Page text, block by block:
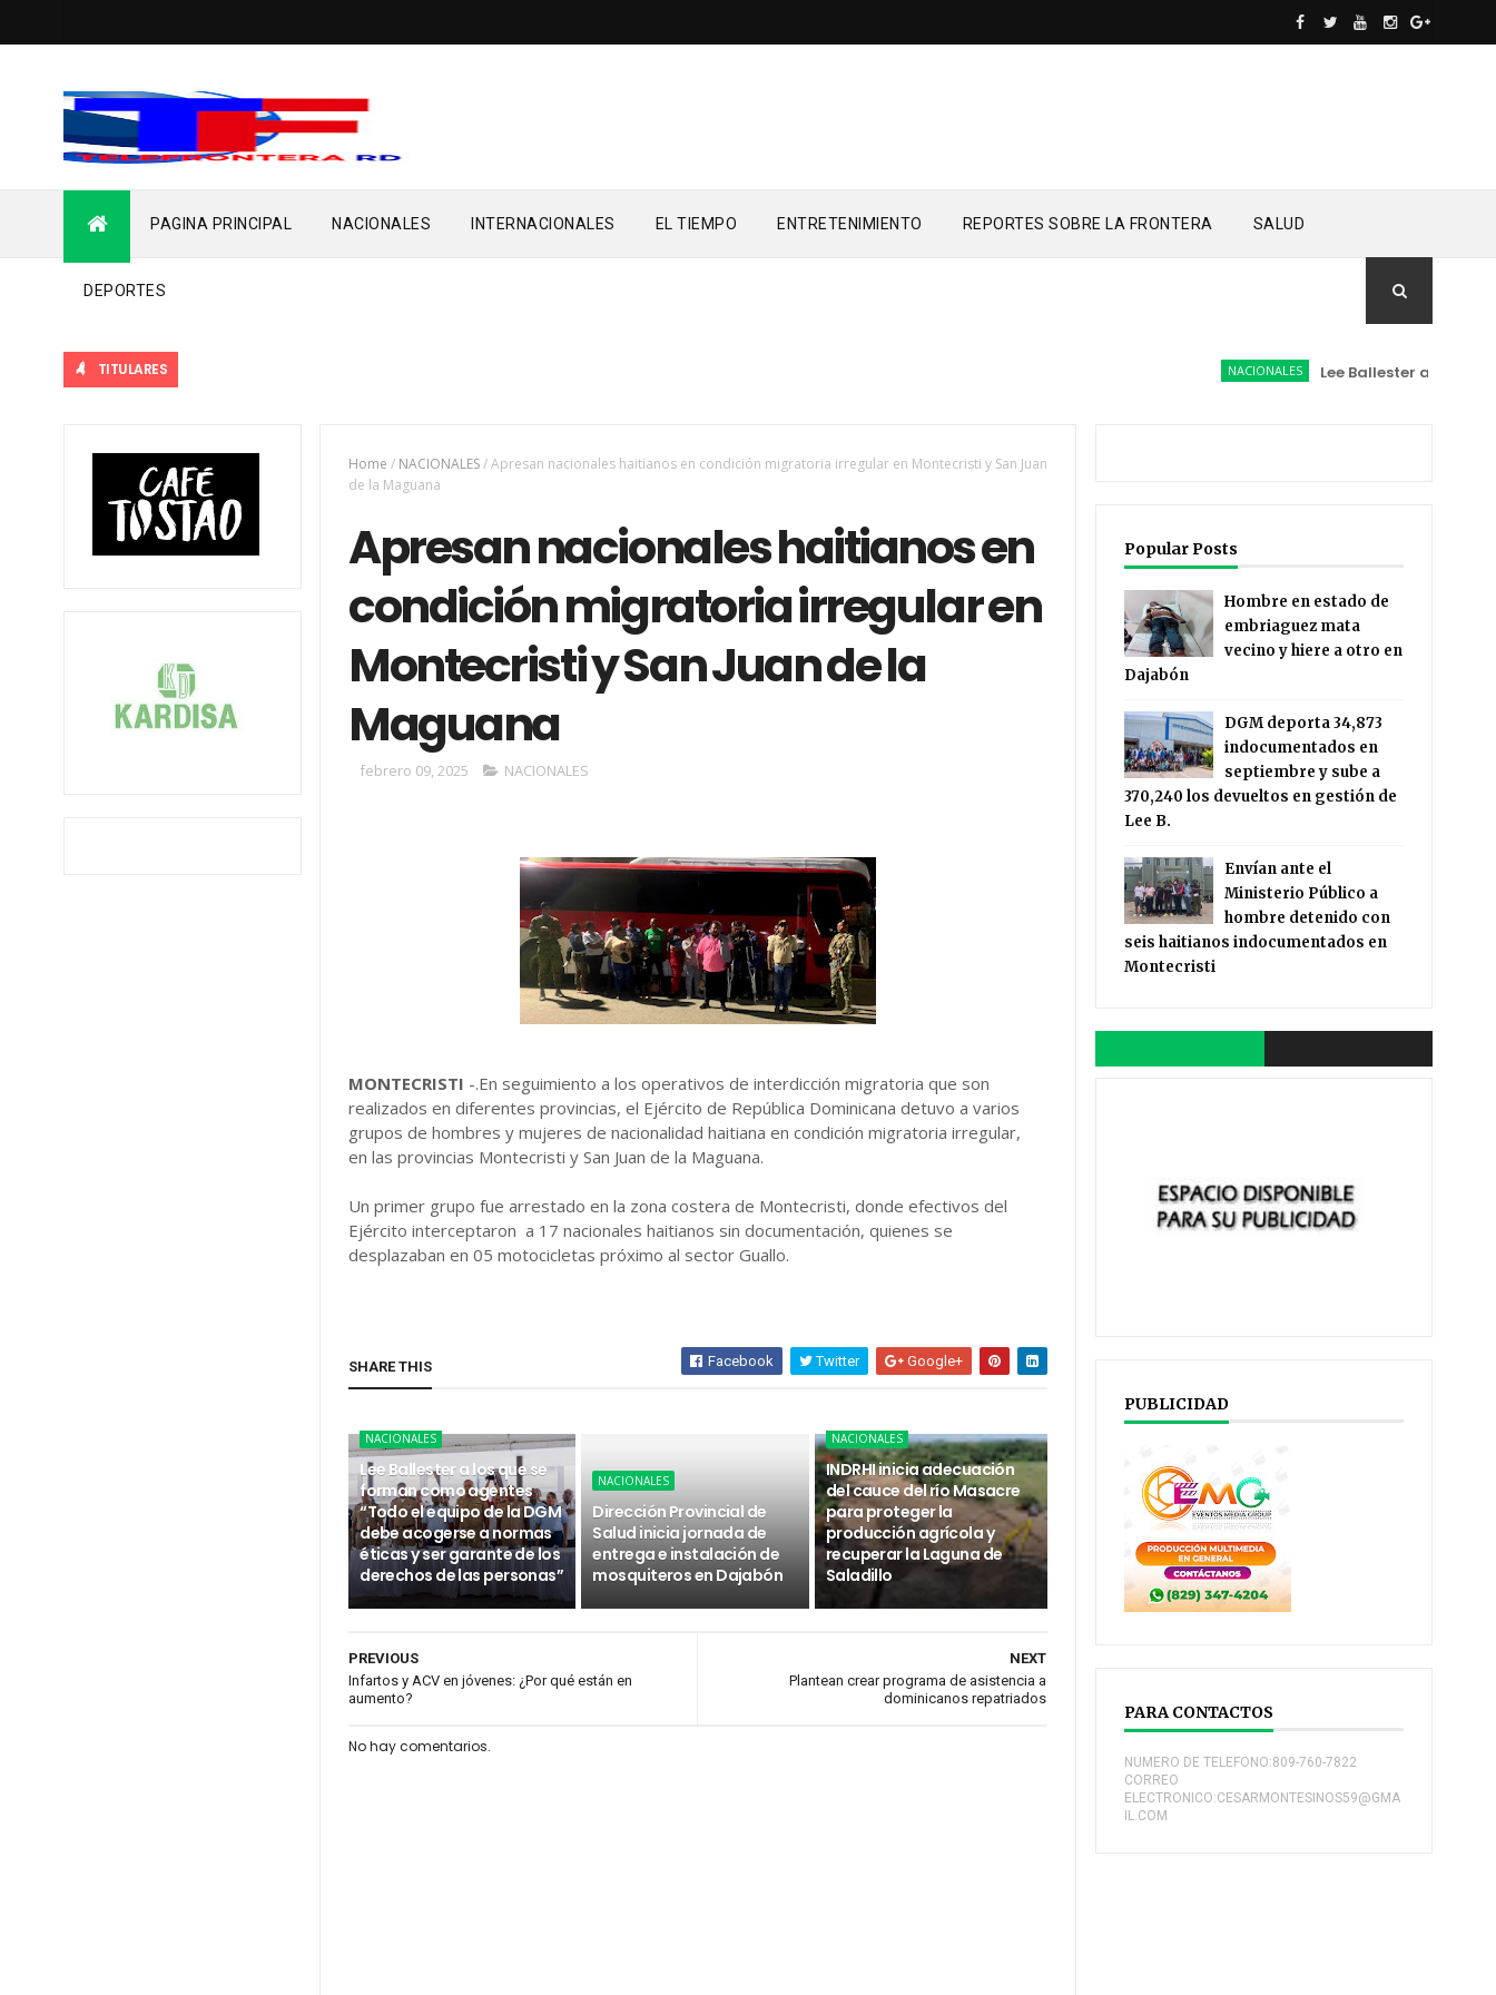
PAGINA PRINCIPAL NACIONALES INTERNACIONALES EL TIEMPO ENTRETENIMIENTO REPORTES SOBRE LA FRONTERA SALUD
DEPORTES
TITULARES NACIONALES Lee Ballester a los que
Home / NACIONALES/Apresan nacionales haitianos en condición migratoria irregular en Montecristi y San Juan
de la Maguana
Apresan nacionales haitianos en
condición migratoria irregular en
Montecristi y San Juan de la
Maguana
febrero 09, 2025 NACIONALES
MONTECRISTI -.En seguimiento a los operativos de interdicción migratoria que son
realizados en diferentes provincias, el Ejército de República Dominicana detuvo a varios
grupos de hombres y mujeres de nacionalidad haitiana en condición migratoria irregular,
en las provincias Montecristi y San Juan de la Maguana.
Un primer grupo fue arrestado en la zona costera de Montecristi, donde efectivos del
Ejército interceptaron a 17 nacionales haitianos sin documentación, quienes se
desplazaban en 05 motocicletas próximo al sector Guallo.
SHARE THIS Facebook Twitter Google+
NACIONALES
Lee Ballester a los que se
forman como agentes
“Todo el equipo de la DGM
debe acogerse a normas
éticas y ser garante de los
derechos de las personas”
NACIONALES
Dirección Provincial de
Salud inicia jornada de
entrega e instalación de
mosquiteros en Dajabón
NACIONALES
INDRHI inicia adecuación
del cauce del río Masacre
para proteger la
producción agrícola y
recuperar la Laguna de
Saladillo
NEXT
Plantean crear programa de asistencia a
dominicanos repatriados
PREVIOUS
Infartos y ACV en jóvenes: ¿Por qué están en
aumento?
No hay comentarios.
Popular Posts
Hombre en estado de
embriaguez mata
vecino y hiere a otro en
Dajabón
DGM deporta 34,873
indocumentados en
septiembre y sube a
370,240 los devueltos en gestión de
Lee B.
Envían ante el
Ministerio Público a
hombre detenido con
seis haitianos indocumentados en
Montecristi
PUBLICIDAD
PARA CONTACTOS
NUMERO DE TELEFONO:809-760-7822
CORREO
ELECTRONICO:CESARMONTESINOS59@GMA
IL.COM